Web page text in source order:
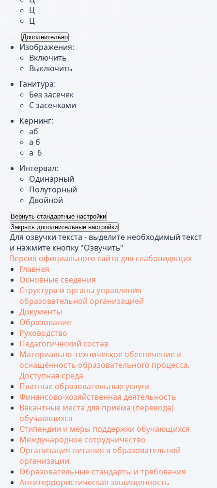
Ц
Ц
Дополнительно
Изображения:
Включить
Выключить
Ганитура:
Без засечек
С засечками
Кернинг:
aб
a б
a б
Интервал:
Одинарный
Полуторный
Двойной
Вернуть стандартные настройки
Закрыть дополнительные настройки
Для озвучки текста - выделите необходимый текст
и нажмите кнопку "Озвучить"
Версия официального сайта для слабовидящих
Главная
Основные сведения
Структура и органы управления
образовательной организацией
Документы
Образование
Руководство
Педагогический состав
Материально-техническое обеспечение и
оснащённость образовательного процесса.
Доступная среда
Платные образовательные услуги
Финансово-хозяйственная деятельность
Вакантные места для приёма (перевода)
обучающихся
Стипендии и меры поддержки обучающихся
Международное сотрудничество
Организация питания в образовательной
организации
Образовательные стандарты и требования
Антитеррористическая защищенность